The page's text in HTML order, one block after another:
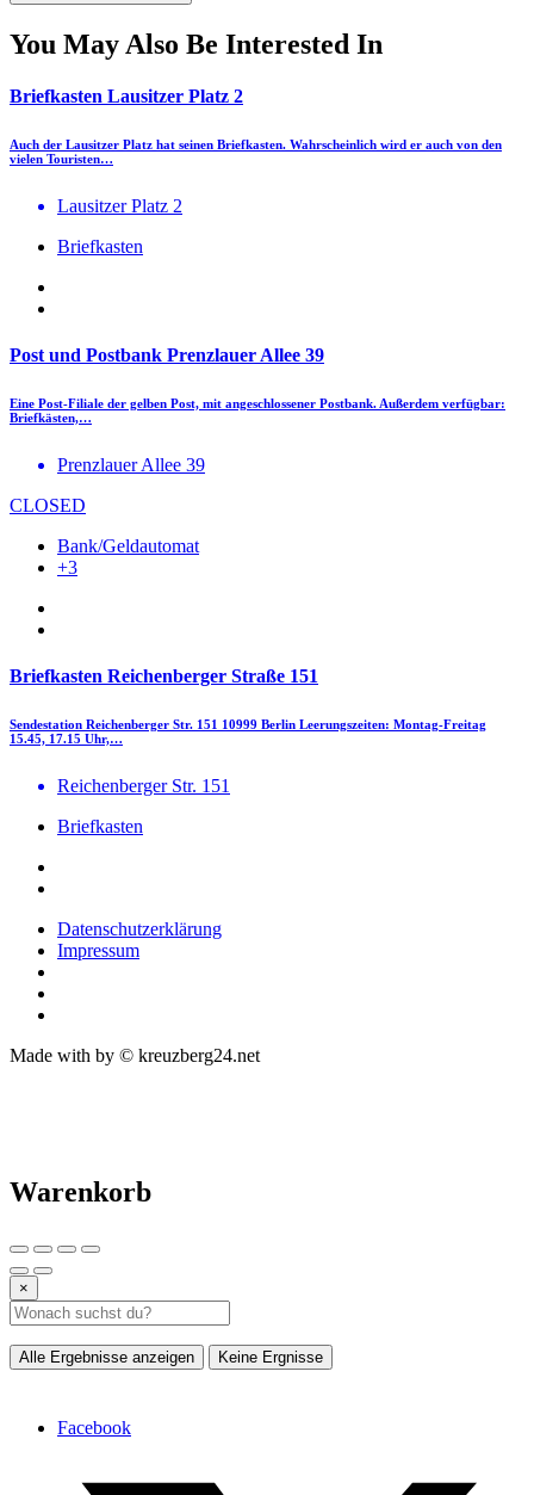
You May Also Be Interested In
Briefkasten Lausitzer Platz 2
Auch der Lausitzer Platz hat seinen Briefkasten. Wahrscheinlich wird er auch von den
vielen Touristen…
Lausitzer Platz 2
Briefkasten
Post und Postbank Prenzlauer Allee 39
Eine Post-Filiale der gelben Post, mit angeschlossener Postbank. Außerdem verfügbar:
Briefkästen,…
Prenzlauer Allee 39
CLOSED
Bank/Geldautomat
+3
Briefkasten Reichenberger Straße 151
Sendestation Reichenberger Str. 151 10999 Berlin Leerungszeiten: Montag-Freitag
15.45, 17.15 Uhr,…
Reichenberger Str. 151
Briefkasten
Datenschutzerklärung
Impressum
Made with by © kreuzberg24.net
Warenkorb
×
Alle Ergebnisse anzeigen Keine Ergnisse
Facebook